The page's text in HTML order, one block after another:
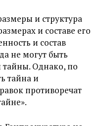
и структура
и составе его
и состав
не могут быть
Однако, по
тайна и
противоречат